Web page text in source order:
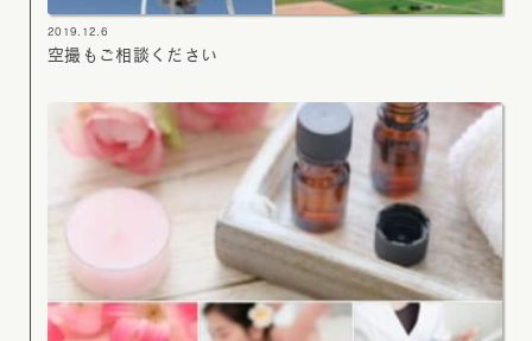
2019.12.6
空撮もご相談ください